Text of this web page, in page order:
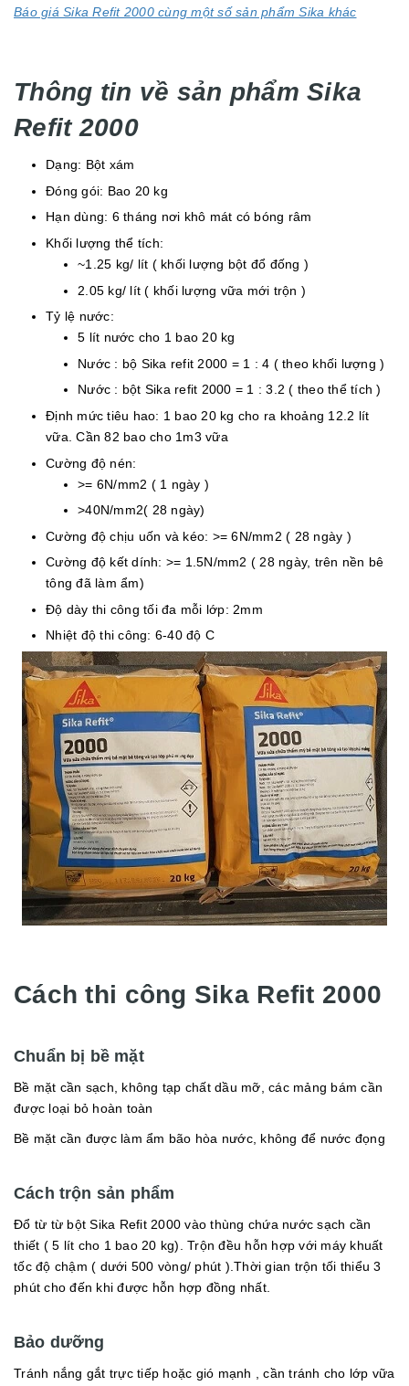
Báo giá Sika Refit 2000 cùng một số sản phẩm Sika khác
Thông tin về sản phẩm Sika
Refit 2000
Dạng: Bột xám
Đóng gói: Bao 20 kg
Hạn dùng: 6 tháng nơi khô mát có bóng râm
Khối lượng thể tích:
~1.25 kg/ lít ( khối lượng bột đổ đống )
2.05 kg/ lít ( khối lượng vữa mới trộn )
Tỷ lệ nước:
5 lít nước cho 1 bao 20 kg
Nước : bộ Sika refit 2000 = 1 : 4 ( theo khối lượng )
Nước : bột Sika refit 2000 = 1 : 3.2 ( theo thể tích )
Định mức tiêu hao: 1 bao 20 kg cho ra khoảng 12.2 lít
vữa. Cần 82 bao cho 1m3 vữa
Cường độ nén:
>= 6N/mm2 ( 1 ngày )
>40N/mm2( 28 ngày)
Cường độ chịu uốn và kéo: >= 6N/mm2 ( 28 ngày )
Cường độ kết dính: >= 1.5N/mm2 ( 28 ngày, trên nền bê
tông đã làm ẩm)
Độ dày thi công tối đa mỗi lớp: 2mm
Nhiệt độ thi công: 6-40 độ C
Cách thi công Sika Refit 2000
Chuẩn bị bề mặt
Bề mặt cần sạch, không tạp chất dầu mỡ, các mảng bám cần
được loại bỏ hoàn toàn
Bề mặt cần được làm ẩm bão hòa nước, không để nước đọng
Cách trộn sản phẩm
Đổ từ từ bột Sika Refit 2000 vào thùng chứa nước sạch cần
thiết ( 5 lít cho 1 bao 20 kg). Trộn đều hỗn hợp với máy khuất
tốc độ chậm ( dưới 500 vòng/ phút ).Thời gian trộn tối thiểu 3
phút cho đến khi được hỗn hợp đồng nhất.
Bảo dưỡng
Tránh nắng gắt trực tiếp hoặc gió mạnh , cần tránh cho lớp vữa